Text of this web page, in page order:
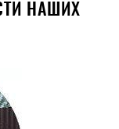
НАШИХ